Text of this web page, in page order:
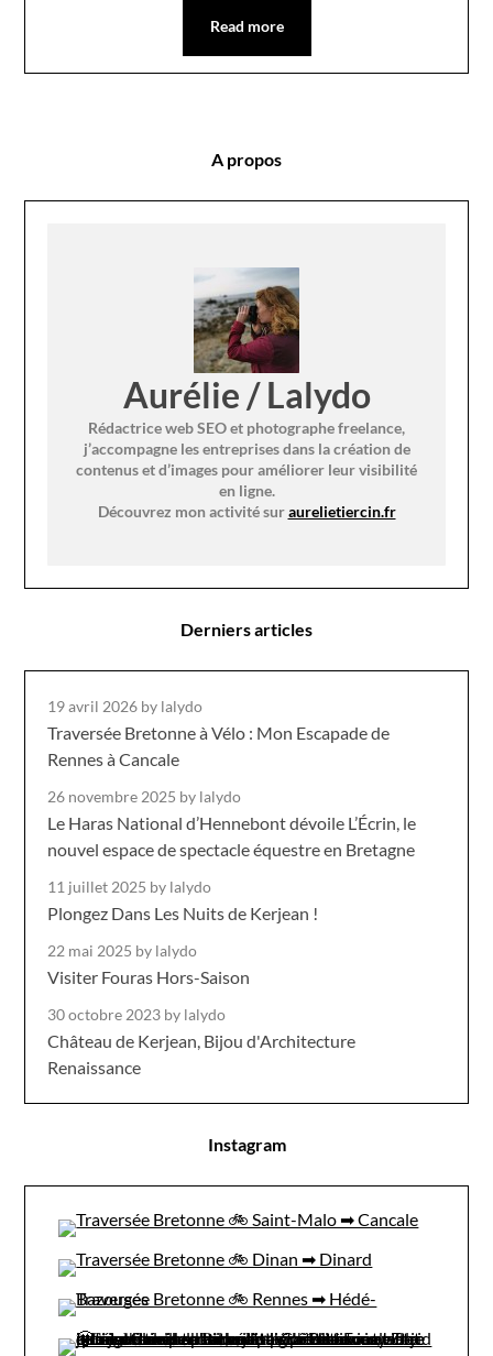
Read more
A propos
Aurélie / Lalydo
Rédactrice web SEO et photographe freelance,
j’accompagne les entreprises dans la création de
contenus et d’images pour améliorer leur visibilité
en ligne.
Découvrez mon activité suraurelietiercin.fr
Derniers articles
19 avril 2026 by lalydo
Traversée Bretonne à Vélo : Mon Escapade de
Rennes à Cancale
26 novembre 2025 by lalydo
Le Haras National d’Hennebont dévoile L’Écrin, le
nouvel espace de spectacle équestre en Bretagne
11 juillet 2025 by lalydo
Plongez Dans Les Nuits de Kerjean !
22 mai 2025 by lalydo
Visiter Fouras Hors-Saison
30 octobre 2023 by lalydo
Château de Kerjean, Bijou d'Architecture
Renaissance
Instagram